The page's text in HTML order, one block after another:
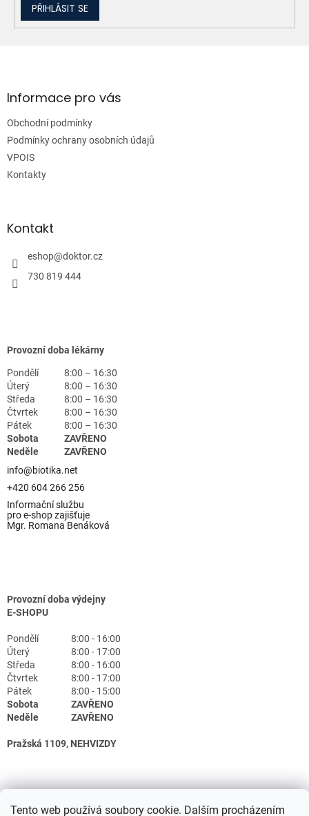
Tento web používá soubory cookie. Dalším procházením
PŘIHLÁSIT SE
aInformace pro vás
Obchodní podmínky
Podmínky ochrany osobních údajů
VPOIS
Kontakty
Kontakt
eshop@doktor.cz
730 819 444
Provozní doba lékárny
Pondělí
8:00 – 16:30
Úterý
8:00 – 16:30
Středa
8:00 – 16:30
Čtvrtek
8:00 – 16:30
Pátek
8:00 – 16:30
Sobota
ZAVŘENO
Neděle
ZAVŘENO
info@biotika.net
+420 604 266 256
Informační službu
pro e-shop zajišťuje
Mgr. Romana Benáková
Provozní doba výdejny
E-SHOPU
Pondělí
8:00 - 16:00
Úterý
8:00 - 17:00
Středa
8:00 - 16:00
Čtvrtek
8:00 - 17:00
Pátek
8:00 - 15:00
Sobota
ZAVŘENO
Neděle
ZAVŘENO
Pražská 1109, NEHVIZDY